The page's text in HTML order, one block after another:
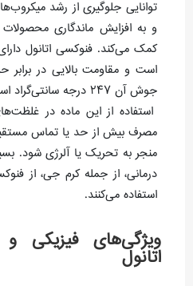
توانایی جلوگیری از رشد
و به افزایش ماندگاری
کمک می‌کند. فنوکسی اتانول
است و مقاومت بالایی در برابر
جوش آن ۲۴۷ درجه سانتی‌گراد است.
استفاده از این ماده در
مصرف بیش از حد یا تماس
منجر به تحریک یا آلرژی شود.
درمانی، از جمله کرم جی، از
استفاده می‌کنند.
ویژگی‌های فیزیکی
اتانول